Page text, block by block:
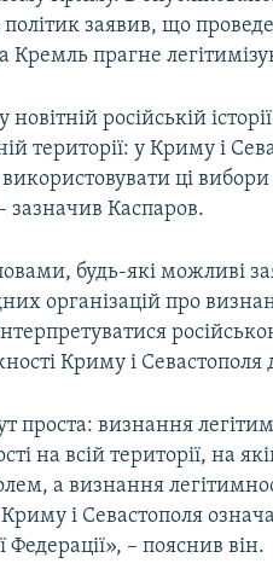
заявив, що
Кремль прагне
російській
території: у Криму і
ці вибори
зазначив Каспаров.
будь-які можливі
організацій про
Криму і Севастополя
проста: визнання
на всій території, на
а визнання
Криму і Севастополя
Федерації», – пояснив він.